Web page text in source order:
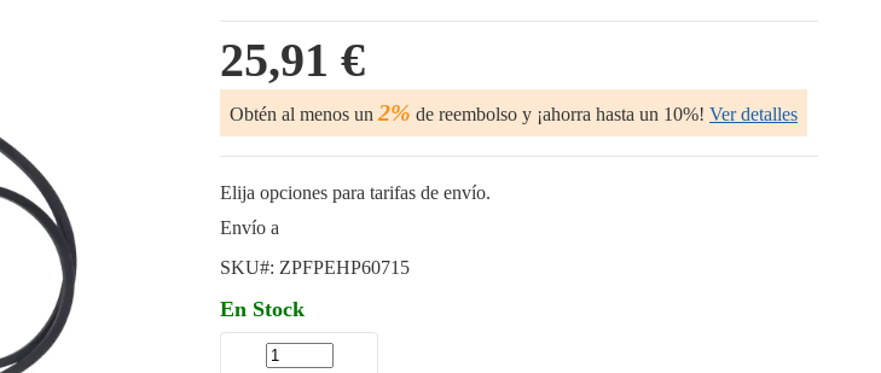
25,91 €
Obtén al menos un 2% de reembolso y ¡ahorra hasta un 10%! Ver detalles
Elija opciones para tarifas de envío.
Envío a
SKU#: ZPFPEHP60715
En Stock